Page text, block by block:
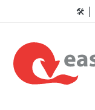
Hauptinhalt
Zur Suche springen
Zur 🛠️ │